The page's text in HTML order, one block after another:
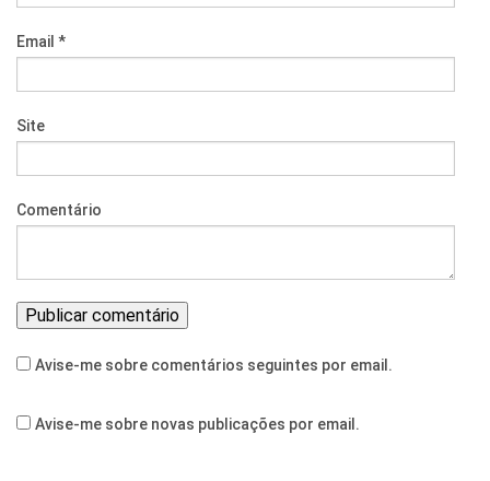
Email *
Site
Comentário
Avise-me sobre comentários seguintes por email.
Avise-me sobre novas publicações por email.